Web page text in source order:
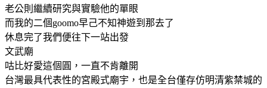
老公則繼續研究與實驗他的單眼
而我的二個goomo早己不知神遊到那去了
休息完了我們便往下一站出發
文武廟
咕比好愛這個圓，一直不肯離開
台灣最具代表性的宮殿式廟宇，也是全台僅存仿明清紫禁城的